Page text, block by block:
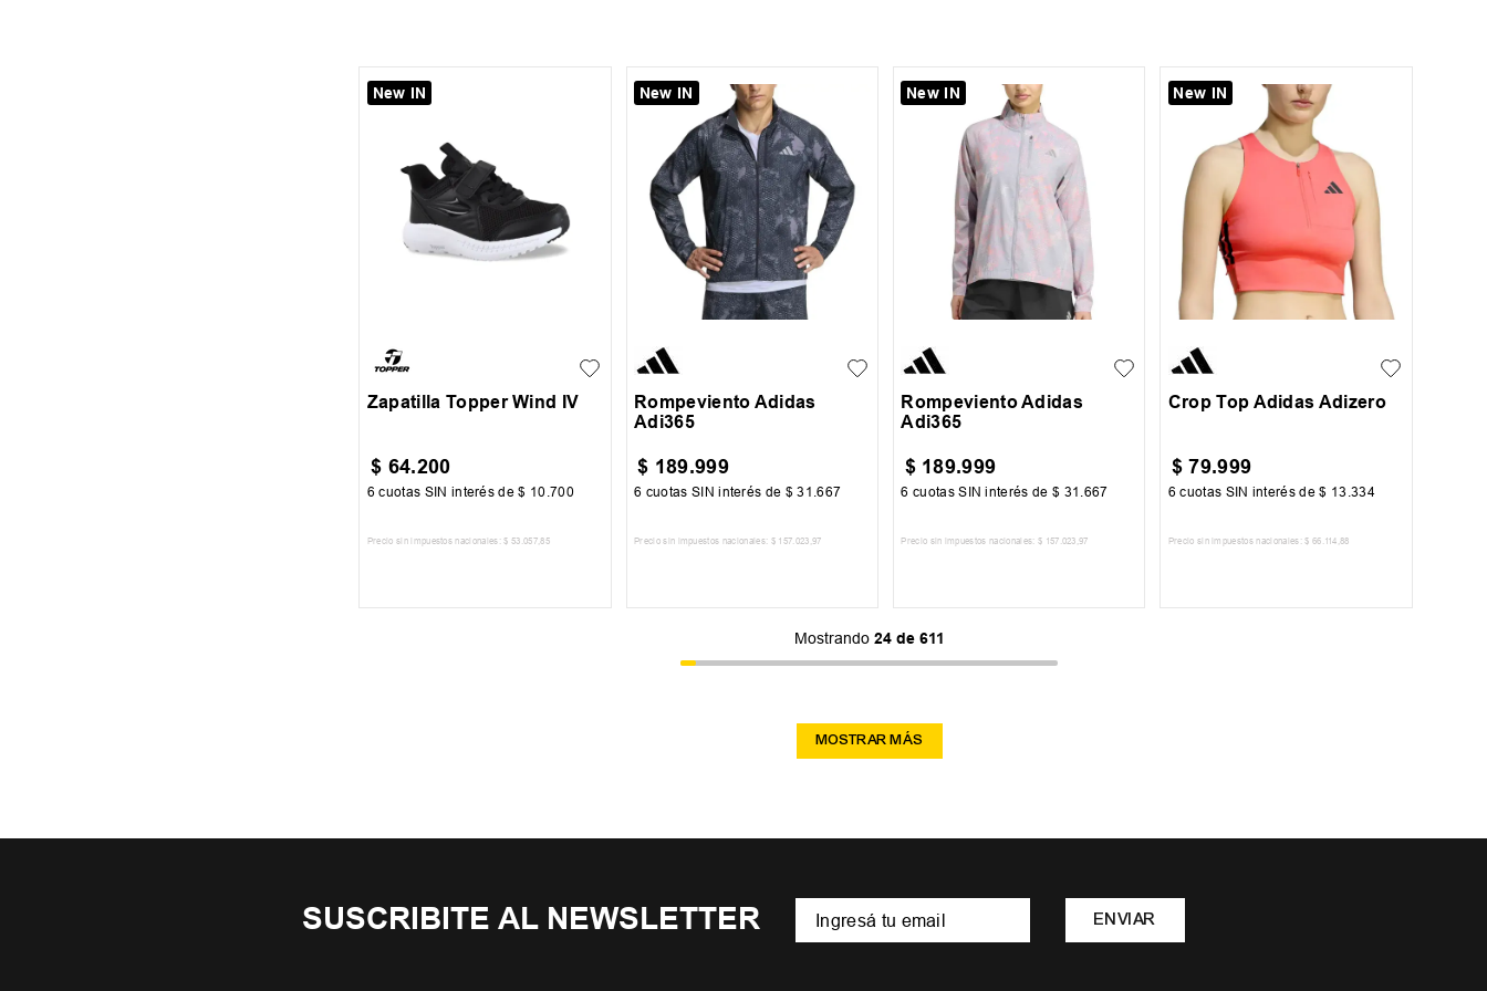
New IN
29
Zapatilla Topper Wind IV
$ 64.200
6 cuotas SIN interés de$ 10 .700
Precio sin impuestos nacionales: $ 53 .057,85
New IN
L
Rompeviento Adidas
Adi365
$ 189.999
6 cuotas SIN interés de $ 31 .667
Precio sin impuestos nacionales: $ 157.023 ,97
New IN
L XL
Rompeviento Adidas
Adi365
$ 189.999
6 cuotas SIN interés de$ 31 667
Precio sin impuestos nacionales: $ 157 .023 ,97
New IN
S L
Crop Top Adidas Adizero
$ 79.999
6 cuotas SIN interés de$ 13 334
Precio sin impuestos nacionales: $ 66 .114 ,88
Mostrando 24 de 611
MOSTRAR MÁS
SUSCRIBITE AL NEWSLETTER ENVIAR